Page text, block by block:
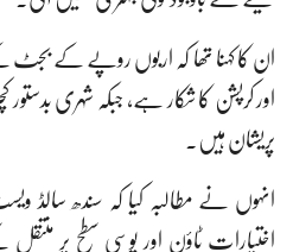
ان کا کہنا تھا کہ اربوں روپے کے بجٹ
اور کرپشن کا شکار ہے، جبکہ شہری
پریشان ہیں۔
انہوں نے مطالبہ کیا کہ سندھ سالڈ
اختیارات ٹاؤن اور یوسی سطح پر